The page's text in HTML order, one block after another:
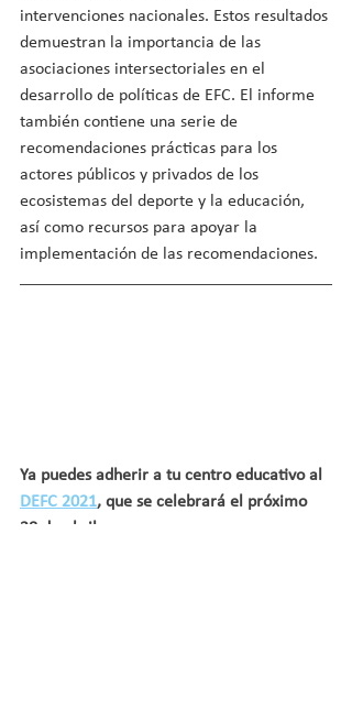
intervenciones nacionales. Estos resultados
demuestran la importancia de las
asociaciones intersectoriales en el
desarrollo de políticas de EFC. El informe
también contiene una serie de
recomendaciones prácticas para los
actores públicos y privados de los
ecosistemas del deporte y la educación,
así como recursos para apoyar la
implementación de las recomendaciones.
Ya puedes adherir a tu centro educativo al
DEFC 2021, que se celebrará el próximo
28 de abril.